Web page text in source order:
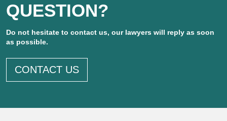
o
m
b
i
QUESTION?
Do not hesitate to contact us, our lawyers will reply as soon
as possible.
CONTACT US